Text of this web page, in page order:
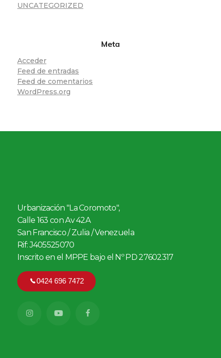
UNCATEGORIZED
Meta
Acceder
Feed de entradas
Feed de comentarios
WordPress.org
Urbanización "La Coromoto",
Calle 163 con Av 42A
San Francisco / Zulia / Venezuela
Rif: J405525070
Inscrito en el MPPE bajo el Nº PD 27602317
0424 696 7472